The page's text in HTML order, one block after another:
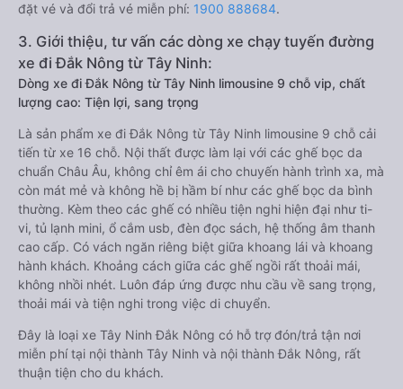
đặt vé và đổi trả vé miễn phí: 1900 888684.
3. Giới thiệu, tư vấn các dòng xe chạy tuyến đường
xe đi Đắk Nông từ Tây Ninh:
Dòng xe đi Đắk Nông từ Tây Ninh limousine 9 chỗ vip, chất
lượng cao: Tiện lợi, sang trọng
Là sản phẩm xe đi Đắk Nông từ Tây Ninh limousine 9 chỗ cải
tiến từ xe 16 chỗ. Nội thất được làm lại với các ghế bọc da
chuẩn Châu Âu, không chỉ êm ái cho chuyến hành trình xa, mà
còn mát mẻ và không hề bị hầm bí như các ghế bọc da bình
thường. Kèm theo các ghế có nhiều tiện nghi hiện đại như ti-
vi, tủ lạnh mini, ổ cắm usb, đèn đọc sách, hệ thống âm thanh
cao cấp. Có vách ngăn riêng biệt giữa khoang lái và khoang
hành khách. Khoảng cách giữa các ghế ngồi rất thoải mái,
không nhồi nhét. Luôn đáp ứng được nhu cầu về sang trọng,
thoải mái và tiện nghi trong việc di chuyển.
Đây là loại xe Tây Ninh Đắk Nông có hỗ trợ đón/trả tận nơi
miễn phí tại nội thành Tây Ninh và nội thành Đắk Nông, rất
thuận tiện cho du khách.